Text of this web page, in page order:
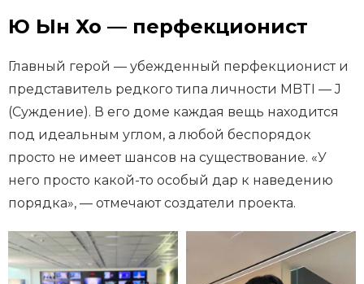
Ю Ын Хо — перфекционист
Главный герой — убежденный перфекционист и
представитель редкого типа личности MBTI — J
(Суждение). В его доме каждая вещь находится
под идеальным углом, а любой беспорядок
просто не имеет шансов на существование. «У
него просто какой-то особый дар к наведению
порядка», — отмечают создатели проекта.